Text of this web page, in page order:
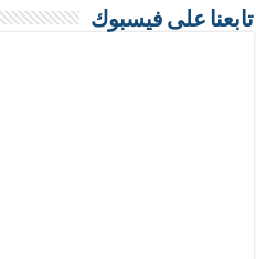
تابعنا على فيسبوك